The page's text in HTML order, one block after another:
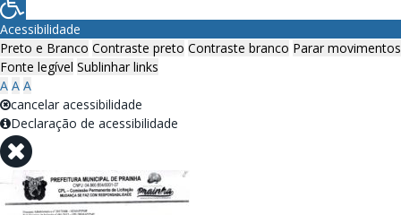
Acessibilidade
Preto e Branco Contraste preto Contraste branco Parar movimentos
Fonte legível Sublinhar links
A A A
cancelar acessibilidade
Declaração de acessibilidade